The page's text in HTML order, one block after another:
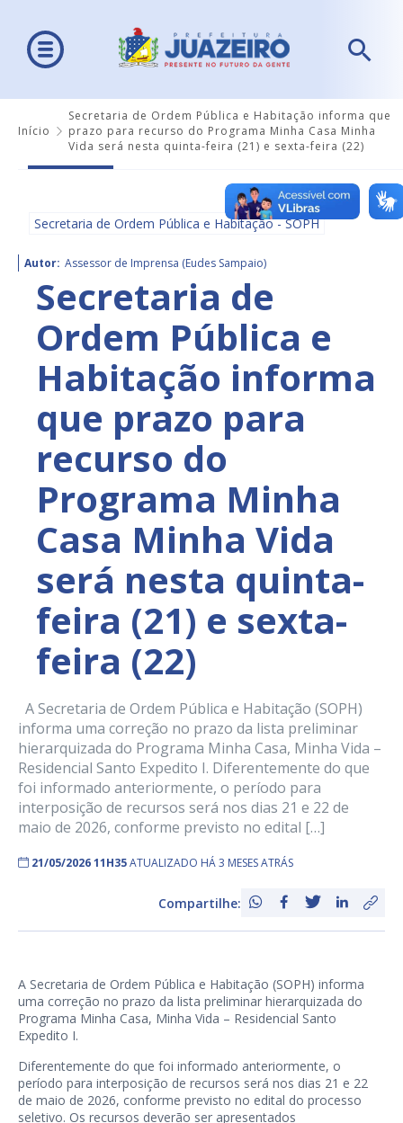
Início
Secretaria de Ordem Pública e Habitação informa que
prazo para recurso do Programa Minha Casa Minha
Vida será nesta quinta-feira (21) e sexta-feira (22)
Secretaria de Ordem Pública e Habitação - SOPH
Autor: Assessor de Imprensa (Eudes Sampaio)
Secretaria de
Ordem Pública e
Habitação informa
que prazo para
recurso do
Programa Minha
Casa Minha Vida
será nesta quinta-
feira (21) e sexta-
feira (22)
A Secretaria de Ordem Pública e Habitação (SOPH)
informa uma correção no prazo da lista preliminar
hierarquizada do Programa Minha Casa, Minha Vida –
Residencial Santo Expedito I. Diferentemente do que
foi informado anteriormente, o período para
interposição de recursos será nos dias 21 e 22 de
maio de 2026, conforme previsto no edital […]
21/05/2026 11H35ATUALIZADO HÁ 3 MESES ATRÁS
Compartilhe:
A Secretaria de Ordem Pública e Habitação (SOPH) informa
uma correção no prazo da lista preliminar hierarquizada do
Programa Minha Casa, Minha Vida – Residencial Santo
Expedito I.
Diferentemente do que foi informado anteriormente, o
período para interposição de recursos será nos dias 21 e 22
de maio de 2026, conforme previsto no edital do processo
seletivo. Os recursos deverão ser apresentados